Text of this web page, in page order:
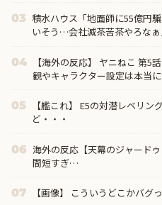
03 積水ハウス「地面師に55億円
いそう…会社滅茶苦茶やろな
04
【海外の反応】 ヤニねこ 第5
観やキャラクター設定は本当に
05
【艦これ】 E5の対潜レベリ
ど・・・
06 海外の反応【天幕のジャード
間短すぎ…
07 【画像】 こういうどこかバグ